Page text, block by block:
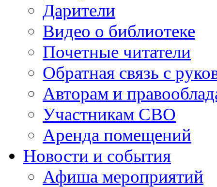
Дарители
Видео о библиотеке
Почетные читатели
Обратная связь с
Авторам и
Участникам СВО
Аренда помещений
Новости и события
Афиша мероприятий